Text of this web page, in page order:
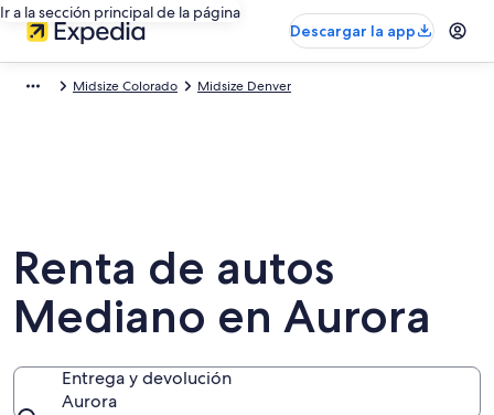
Ir a la sección principal de la página
Descargar la app
Midsize Colorado Midsize Denver
Renta de autos
Mediano en Aurora
Entrega y devolución
Aurora